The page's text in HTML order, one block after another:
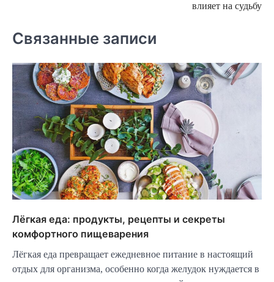
влияет на судьбу
Связанные записи
Лёгкая еда: продукты, рецепты и секреты
комфортного пищеварения
Лёгкая еда превращает ежедневное питание в настоящий
отдых для организма, особенно когда желудок нуждается в